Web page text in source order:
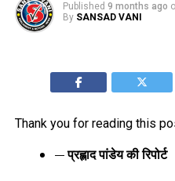
Published 9 months ago
By SANSAD VANI
Thank you for reading this
— प्रह्लाद पांडेय की रिपोर्ट